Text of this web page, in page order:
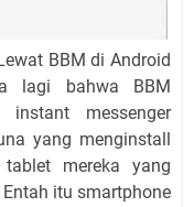
BBM di Android
lagi bahwa BBM
messenger
yang menginstall
mereka yang
itu smartphone